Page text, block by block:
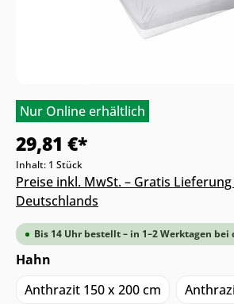
Nur Online erhältlich
29,81 €*
Inhalt: 1 Stück
Preise inkl. MwSt. – Gratis
Deutschlands
Bis 14 Uhr bestellt – in 1–2 Werktagen bei
Hahn
Anthrazit 150 x 200 cm